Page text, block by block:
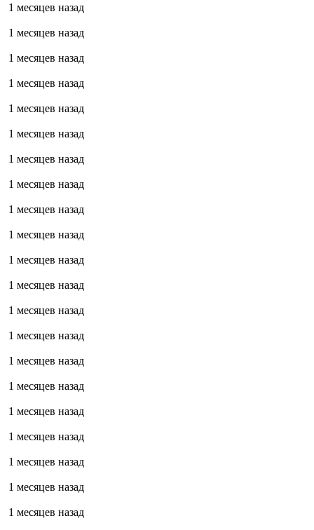
1 месяцев назад
1 месяцев назад
1 месяцев назад
1 месяцев назад
1 месяцев назад
1 месяцев назад
1 месяцев назад
1 месяцев назад
1 месяцев назад
1 месяцев назад
1 месяцев назад
1 месяцев назад
1 месяцев назад
1 месяцев назад
1 месяцев назад
1 месяцев назад
1 месяцев назад
1 месяцев назад
1 месяцев назад
1 месяцев назад
1 месяцев назад